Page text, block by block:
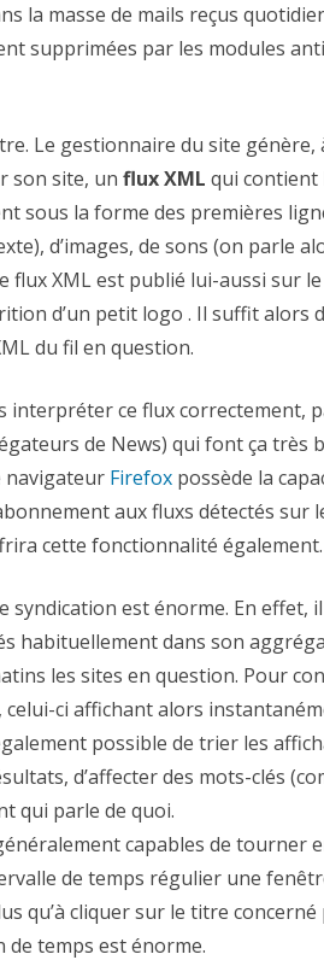
la masse de mails reçus
supprimées par les modules
Le gestionnaire du site génère,
son site, un flux XML qui contient
sous la forme des premières
d’images, de sons (on parle
flux XML est publié lui-aussi sur
d’un petit logo . Il suffit alors
du fil en question.
interpréter ce flux correctement,
de News) qui font ça très
navigateur Firefox possède la
aux fluxs détectés sur
cette fonctionnalité également.
syndication est énorme. En effet,
habituellement dans son
les sites en question. Pour
celui-ci affichant alors
possible de trier les
d’affecter des mots-clés
qui parle de quoi.
capables de tourner
de temps régulier une
qu’à cliquer sur le titre
de temps est énorme.